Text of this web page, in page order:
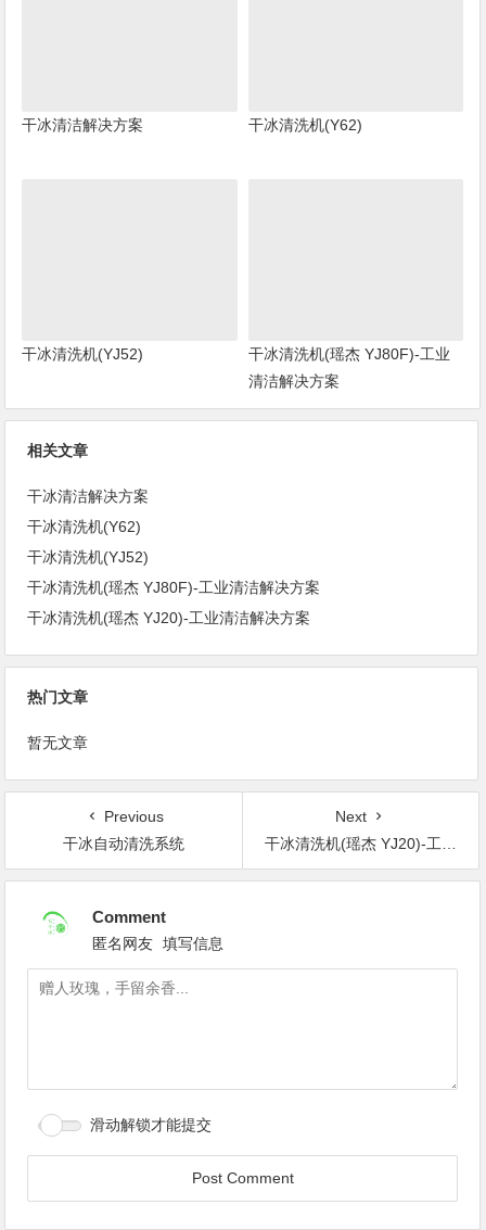
干冰清洁解决方案 干冰清洗机(Y62)
干冰清洗机(YJ52)
干冰清洗机(瑶杰 YJ80F)-工业
清洁解决方案
相关文章
干冰清洁解决方案
干冰清洗机(Y62)
干冰清洗机(YJ52)
干冰清洗机(瑶杰 YJ80F)-工业清洁解决方案
干冰清洗机(瑶杰 YJ20)-工业清洁解决方案
热门文章
暂无文章
Previous
干冰自动清洗系统
Next
干冰清洗机(瑶杰 YJ20)-工业清洁解决方案
Comment
匿名网友 填写信息
滑动解锁才能提交